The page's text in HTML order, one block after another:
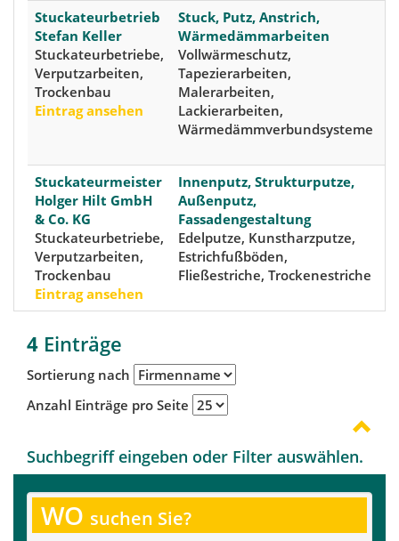
Stuckateurbetrieb
Stefan Keller
Stuckateurbetriebe,
Verputzarbeiten,
Trockenbau
Eintrag ansehen
Stuck, Putz, Anstrich,
Wärmedämmarbeiten
Vollwärmeschutz,
Tapezierarbeiten,
Malerarbeiten,
Lackierarbeiten,
Wärmedämmverbundsysteme
Stuckateurmeister
Holger Hilt GmbH
& Co. KG
Stuckateurbetriebe,
Verputzarbeiten,
Trockenbau
Eintrag ansehen
Innenputz, Strukturputze,
Außenputz,
Fassadengestaltung
Edelputze, Kunstharzputze,
Estrichfußböden,
Fließestriche, Trockenestriche
4 Einträge
Sortierung nach
Anzahl Einträge pro Seite
Suchbegriff eingeben oder Filter auswählen.
WO suchen Sie?